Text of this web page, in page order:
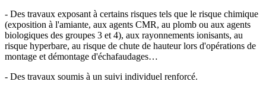
- Des travaux exposant à certains risques tels que le risque chimique
(exposition à l'amiante, aux agents CMR, au plomb ou aux agents
biologiques des groupes 3 et 4), aux rayonnements ionisants, au
risque hyperbare, au risque de chute de hauteur lors d'opérations de
montage et démontage d'échafaudages…
- Des travaux soumis à un suivi individuel renforcé.